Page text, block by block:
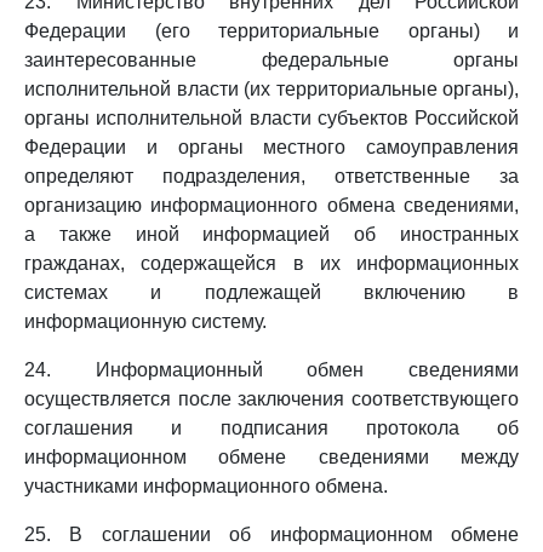
Федерации (его территориальные органы) и
заинтересованные федеральные органы
исполнительной власти (их территориальные органы),
органы исполнительной власти субъектов Российской
Федерации и органы местного самоуправления
определяют подразделения, ответственные за
организацию информационного обмена сведениями,
а также иной информацией об иностранных
гражданах, содержащейся в их информационных
системах и подлежащей включению в
информационную систему.
24. Информационный обмен сведениями
осуществляется после заключения соответствующего
соглашения и подписания протокола об
информационном обмене сведениями между
участниками информационного обмена.
25. В соглашении об информационном обмене